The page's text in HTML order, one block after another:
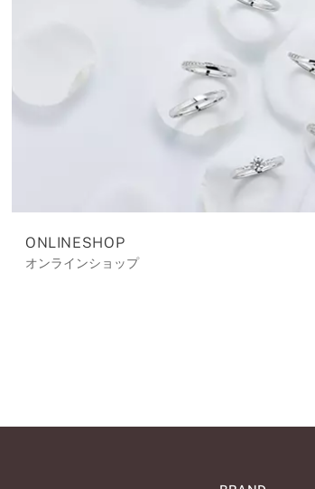
ONLINESHOP
オンラインショップ